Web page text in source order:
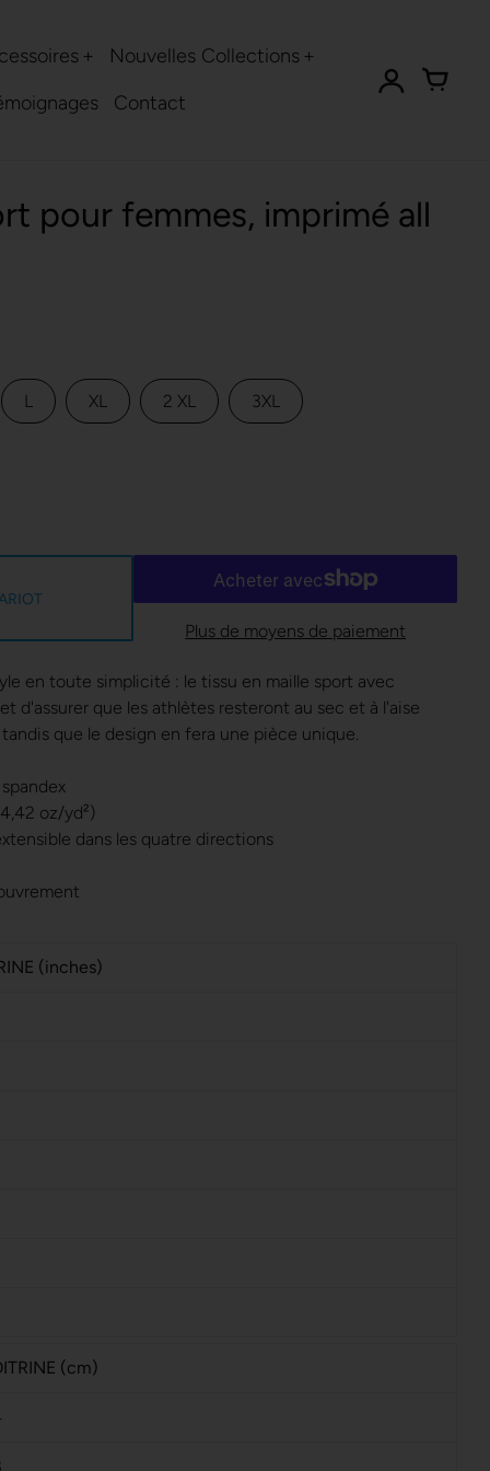
Nouvelles Collections
Contact
pour femmes, imprimé all
L XL 2 XL 3XL
Plus de moyens de paiement
en toute simplicité : le tissu en maille sport avec
d'assurer que les athlètes resteront au sec et à l'aise
que le design en fera une pièce unique.
oz/yd²)
dans les quatre directions
(inches)
(cm)